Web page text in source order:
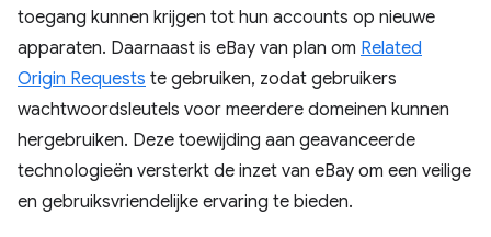
toegang kunnen krijgen tot hun accounts op nieuwe
apparaten. Daarnaast is eBay van plan om Related
Origin Requests te gebruiken, zodat gebruikers
wachtwoordsleutels voor meerdere domeinen kunnen
hergebruiken. Deze toewijding aan geavanceerde
technologieën versterkt de inzet van eBay om een ​​veilige
en gebruiksvriendelijke ervaring te bieden.